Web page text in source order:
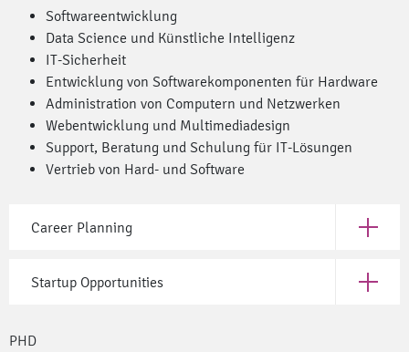
Softwareentwicklung
Data Science und Künstliche Intelligenz
IT-Sicherheit
Entwicklung von Softwarekomponenten für Hardware
Administration von Computern und Netzwerken
Webentwicklung und Multimediadesign
Support, Beratung und Schulung für IT-Lösungen
Vertrieb von Hard- und Software
Career Planning Open
Startup Opportunities Open
PHD